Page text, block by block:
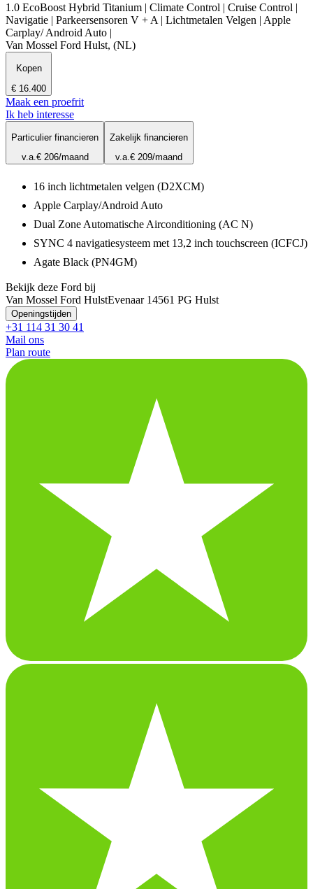
1.0 EcoBoost Hybrid Titanium | Climate Control | Cruise Control |
Navigatie | Parkeersensoren V + A | Lichtmetalen Velgen | Apple
Carplay/ Android Auto |
Van Mossel Ford Hulst, (NL)
Kopen
€ 16.400
Maak een proefrit
Ik heb interesse
Particulier financieren
v.a.€ 206/maand
Zakelijk financieren
v.a.€ 209/maand
16 inch lichtmetalen velgen (D2XCM)
Apple Carplay/Android Auto
Dual Zone Automatische Airconditioning (AC N)
SYNC 4 navigatiesysteem met 13,2 inch touchscreen (ICFCJ)
Agate Black (PN4GM)
Bekijk deze Ford bij
Van Mossel Ford HulstEvenaar 14561 PG Hulst
Openingstijden
+31 114 31 30 41
Mail ons
Plan route